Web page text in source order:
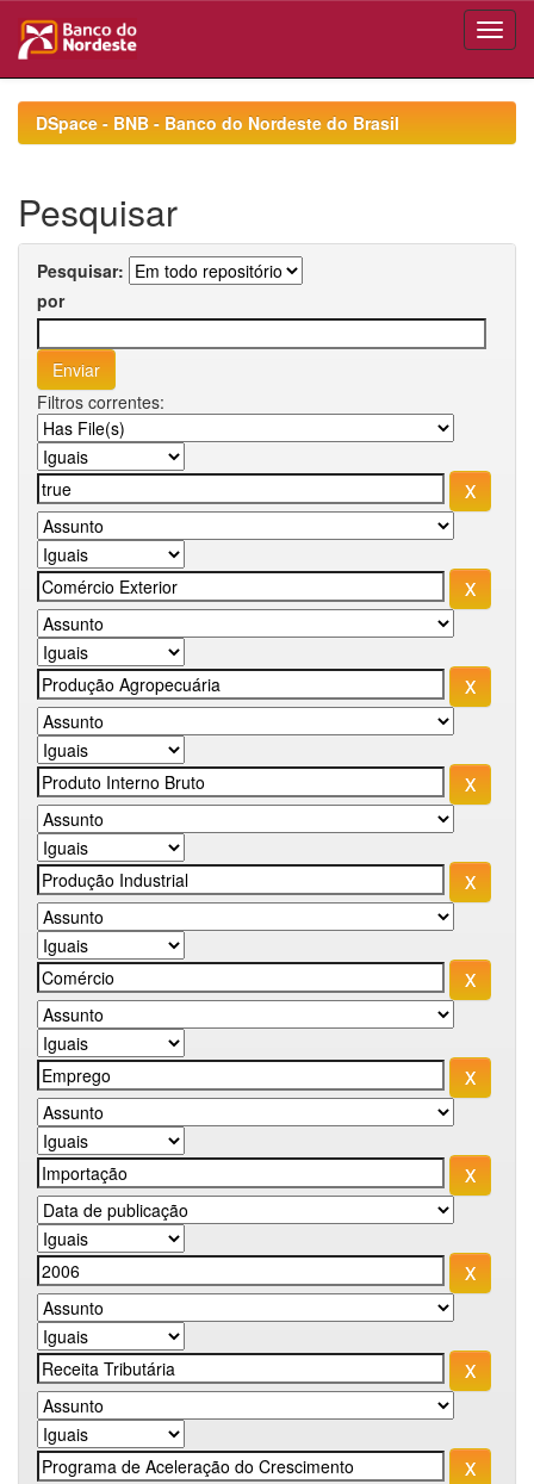
navigationDSpace - BNB - Banco do Nordeste do Brasil
Pesquisar
Pesquisar:
por
Filtros correntes: